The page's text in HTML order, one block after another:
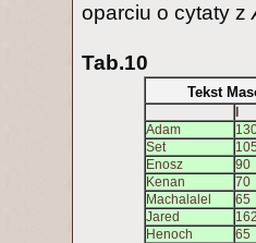
oparciu o cytaty z
Tab.10
Tekst
Adam
Set
Enosz
90
Kenan
70
Machalalel
65
Jared
Henoch
65